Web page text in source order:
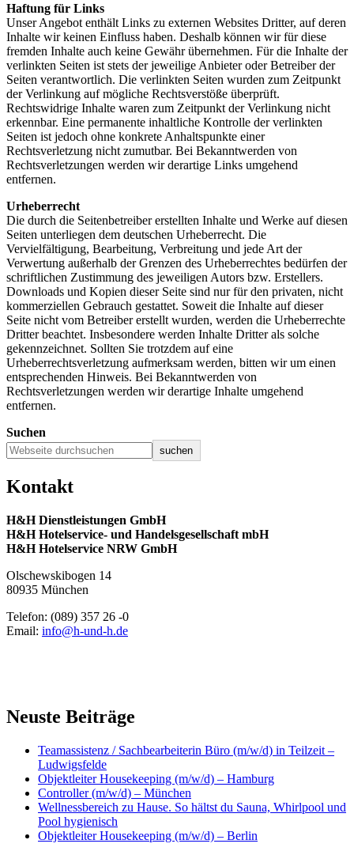
Haftung für Links
Unser Angebot enthält Links zu externen Websites Dritter, auf deren
Inhalte wir keinen Einfluss haben. Deshalb können wir für diese
fremden Inhalte auch keine Gewähr übernehmen. Für die Inhalte der
verlinkten Seiten ist stets der jeweilige Anbieter oder Betreiber der
Seiten verantwortlich. Die verlinkten Seiten wurden zum Zeitpunkt
der Verlinkung auf mögliche Rechtsverstöße überprüft.
Rechtswidrige Inhalte waren zum Zeitpunkt der Verlinkung nicht
erkennbar. Eine permanente inhaltliche Kontrolle der verlinkten
Seiten ist jedoch ohne konkrete Anhaltspunkte einer
Rechtsverletzung nicht zumutbar. Bei Bekanntwerden von
Rechtsverletzungen werden wir derartige Links umgehend
entfernen.
Urheberrecht
Die durch die Seitenbetreiber erstellten Inhalte und Werke auf diesen
Seiten unterliegen dem deutschen Urheberrecht. Die
Vervielfältigung, Bearbeitung, Verbreitung und jede Art der
Verwertung außerhalb der Grenzen des Urheberrechtes bedürfen der
schriftlichen Zustimmung des jeweiligen Autors bzw. Erstellers.
Downloads und Kopien dieser Seite sind nur für den privaten, nicht
kommerziellen Gebrauch gestattet. Soweit die Inhalte auf dieser
Seite nicht vom Betreiber erstellt wurden, werden die Urheberrechte
Dritter beachtet. Insbesondere werden Inhalte Dritter als solche
gekennzeichnet. Sollten Sie trotzdem auf eine
Urheberrechtsverletzung aufmerksam werden, bitten wir um einen
entsprechenden Hinweis. Bei Bekanntwerden von
Rechtsverletzungen werden wir derartige Inhalte umgehend
entfernen.
Suchen
suchen
Kontakt
H&H Dienstleistungen GmbH
H&H Hotelservice- und Handelsgesellschaft mbH
H&H Hotelservice NRW GmbH
Olschewskibogen 14
80935 München
Telefon: (089) 357 26 -0
Email: info@h-und-h.de
Neuste Beiträge
Teamassistenz / Sachbearbeiterin Büro (m/w/d) in Teilzeit –
Ludwigsfelde
Objektleiter Housekeeping (m/w/d) – Hamburg
Controller (m/w/d) – München
Wellnessbereich zu Hause. So hältst du Sauna, Whirlpool und
Pool hygienisch
Objektleiter Housekeeping (m/w/d) – Berlin